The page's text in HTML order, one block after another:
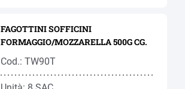
FAGOTTINI SOFFICINI
FORMAGGIO/MOZZARELLA 500G CG.
Cod.: TW90T